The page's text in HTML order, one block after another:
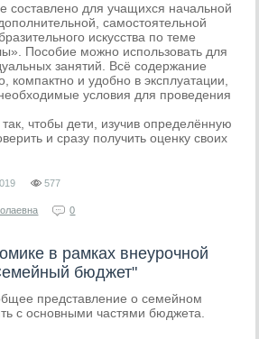
составлено для учащихся начальной
самостоятельной
искусства по теме
Пособие можно использовать для
занятий. Всё содержание
компактно и удобно в эксплуатации,
условия для проведения
чтобы дети, изучив определённую
и сразу получить оценку своих
577
0
в рамках внеурочной
бюджет"
представление о семейном
с основными частями бюджета.